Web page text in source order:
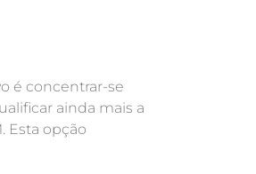
é concentrar-se
ainda mais a
Esta opção